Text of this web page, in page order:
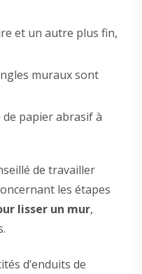
et un autre plus fin,
muraux sont
papier abrasif à
de travailler
les étapes
lisser un mur,
d’enduits de